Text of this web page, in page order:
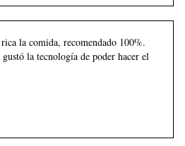
la comida, recomendado 100%.
la tecnología de poder hacer el